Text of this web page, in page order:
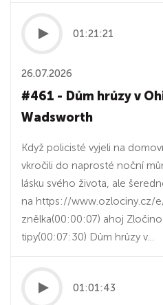
01:21:21
26.07.2026
#461 - Dům hrůzy v
Wadsworth
Když policisté vyjeli na
vkročili do naprosté noční
lásku svého života, ale
na https://www.ozlociny.cz/
znělka(00:00:07) ahoj
tipy(00:07:30) Dům hrůzy v...
01:01:43